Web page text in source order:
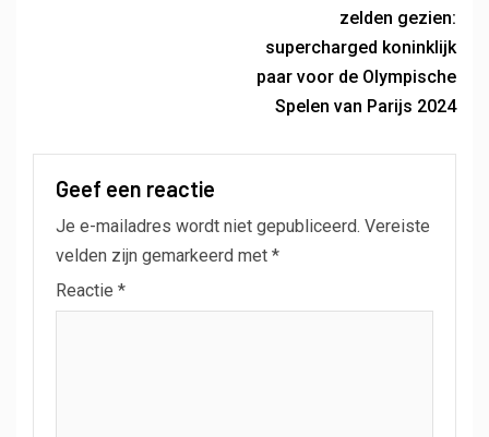
zelden gezien:
supercharged koninklijk
paar voor de Olympische
Spelen van Parijs 2024
Geef een reactie
Je e-mailadres wordt niet gepubliceerd. Vereiste
velden zijn gemarkeerd met *
Reactie *